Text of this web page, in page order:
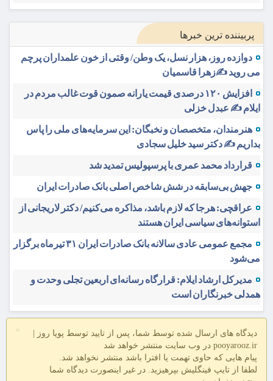
پربیننده ترین خبرها
دوازده روز، هزار نسل، یک وطن/ وقتی از خون علمداران پرچم
می روید ✍️زهرا قاسمیان
افزایش ۱۲۰ درصدی قیمت یارانه صمون قوت غالب مردم در
ایلام ✍️ عبدل خزلی
هنرمندان، متخصصان و نخبگان: این سرمایه‌های ملی را پاس
بداریم ✍️ دکتر سید خلیل سجادی
قرارداد محمد عمری با پرسپولیس تمدید شد
جهش بی‌سابقه در شش شاخص اصلی بانک صادرات ایران
عراقچی: هرجا که لازم باشد، مذاکره می‌کنیم/ دکتر لاریجانی از
استوانه‌های سیاسی ایران هستند
مجمع عمومی عادی سالانه بانک صادرات ایران ۳۱ تیرماه برگزار
می‌شود
مدیرکل ارشاد ایلام: قرارگاه رسانه‌ای اربعین تجلی وحدت و
همدلی خبرنگاران است
×
دیدگاه های ارسال شده توسط شما، پس از تایید توسط پویا روز |
pooyarooz.ir در وب سایت منتشر خواهد شد
پیام هایی که حاوی تهمت یا افترا باشد منتشر نخواهد شد.
لطفا از تایپ فینگلیش بپرهیزید. در غیر اینصورت دیدگاه شما